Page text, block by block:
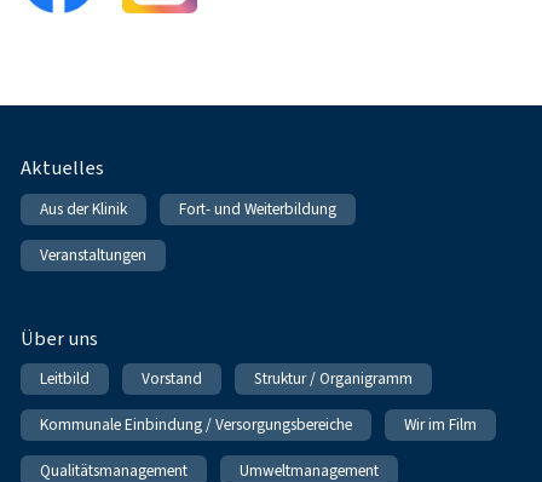
Fußnavigation
Aktuelles
Aus der Klinik Fort- und Weiterbildung
Veranstaltungen
Über uns
Leitbild Vorstand Struktur / Organigramm
Kommunale Einbindung / Versorgungsbereiche Wir im Film
Qualitätsmanagement Umweltmanagement